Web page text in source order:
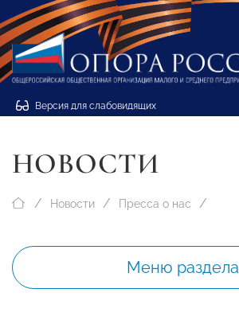
Версия для слабовидящих
НОВОСТИ
Новости Пресса о нас
Меню раздела